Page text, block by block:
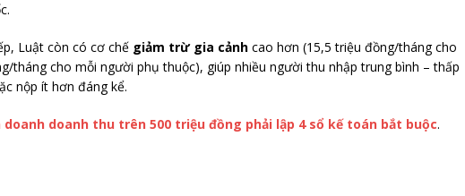
Luật còn có cơ chế giảm trừ gia cảnh cao hơn (15,5 triệu đồng/tháng cho
tháng cho mỗi người phụ thuộc), giúp nhiều người thu nhập trung bình – thấp
nộp ít hơn đáng kể.
doanh doanh thu trên 500 triệu đồng phải lập 4 sổ kế toán bắt buộc.